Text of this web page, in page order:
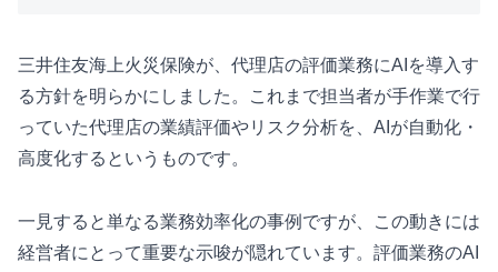
三井住友海上火災保険が、代理店の評価業務にAIを導入す
る方針を明らかにしました。これまで担当者が手作業で行
っていた代理店の業績評価やリスク分析を、AIが自動化・
高度化するというものです。
一見すると単なる業務効率化の事例ですが、この動きには
経営者にとって重要な示唆が隠れています。評価業務のAI